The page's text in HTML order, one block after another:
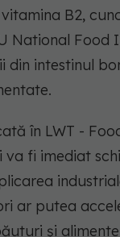
B2,
National Food
din intestinul
în LWT -
fi imediat
ar putea
și